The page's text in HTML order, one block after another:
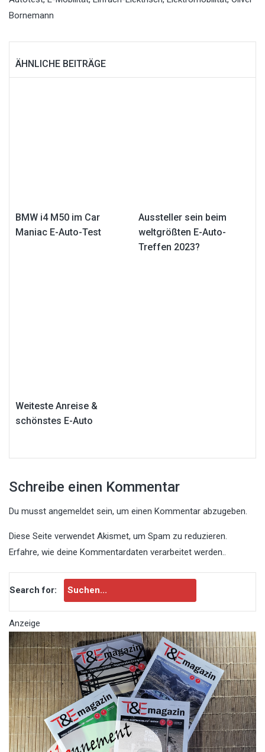
Bornemann
ÄHNLICHE BEITRÄGE
BMW i4 M50 im Car
Maniac E-Auto-Test
Aussteller sein beim
weltgrößten E-Auto-
Treffen 2023?
Weiteste Anreise &
schönstes E-Auto
Schreibe einen Kommentar
Du musst angemeldet sein, um einen Kommentar abzugeben.
Diese Seite verwendet Akismet, um Spam zu reduzieren.
Erfahre, wie deine Kommentardaten verarbeitet werden..
Search for:
Anzeige